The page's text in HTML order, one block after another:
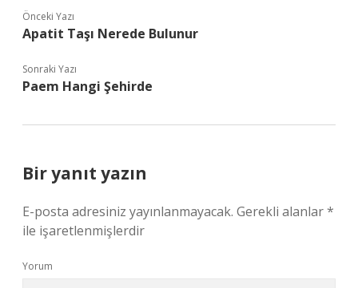
Önceki Yazı
Apatit Taşı Nerede Bulunur
Sonraki Yazı
Paem Hangi Şehirde
Bir yanıt yazın
E-posta adresiniz yayınlanmayacak. Gerekli alanlar*
ile işaretlenmişlerdir
Yorum